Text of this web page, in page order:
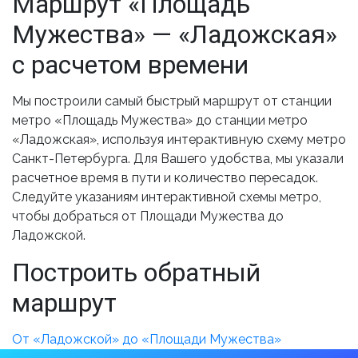
Мужества» — «Ладожская»
с расчетом времени
Мы построили самый быстрый маршрут от станции
метро «Площадь Мужества» до станции метро
«Ладожская», используя интерактивную схему метро
Санкт-Петербурга. Для Вашего удобства, мы указали
расчетное время в пути и количество пересадок.
Следуйте указаниям интерактивной схемы метро,
чтобы добраться от Площади Мужества до
Ладожской.
Построить обратный
маршрут
От «Ладожской» до «Площади Мужества»